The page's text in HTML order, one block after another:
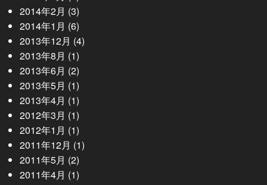
2014年2月 (3)
2014年1月 (6)
2013年12月 (4)
2013年8月 (1)
2013年6月 (2)
2013年5月 (1)
2013年4月 (1)
2012年3月 (1)
2012年1月 (1)
2011年12月 (1)
2011年5月 (2)
2011年4月 (1)